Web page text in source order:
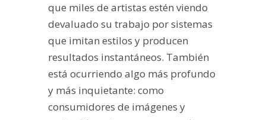
que miles de artistas estén viendo
devaluado su trabajo por sistemas
que imitan estilos y producen
resultados instantáneos. También
está ocurriendo algo más profundo
y más inquietante: como
consumidores de imágenes y